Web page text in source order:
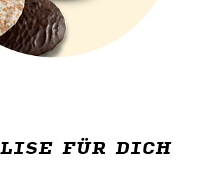
FÜR DICH